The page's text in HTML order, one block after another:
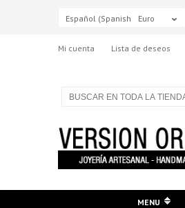
Español (Spanish) Euro
Mi cuenta Lista de deseos
MENU